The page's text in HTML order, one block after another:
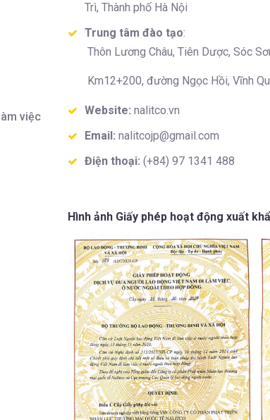
việc
Trì, Thành phố Hà Nội
Trung tâm đào tạo:
Thôn Lương Châu, Tiên Dược, Sóc
Km12+200, đường Ngọc Hồi, Vĩnh
Website: nalitco.vn
Email: nalitcojp@gmail.com
Điện thoại: (+84) 97 1341 488
Hình ảnh Giấy phép hoạt động xuất